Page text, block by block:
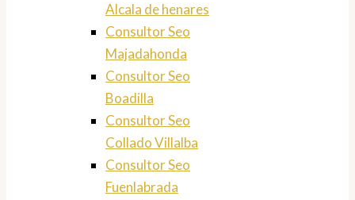
Alcala de henares
Consultor Seo
Majadahonda
Consultor Seo
Boadilla
Consultor Seo
Collado Villalba
Consultor Seo
Fuenlabrada